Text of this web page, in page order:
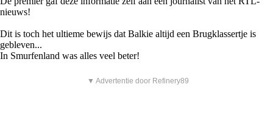
nieuws!
Dit is toch het ultieme bewijs dat Balkie altijd een Brugklassertje is
gebleven...
In Smurfenland was alles veel beter!
▼ Advertentie door Refinery89